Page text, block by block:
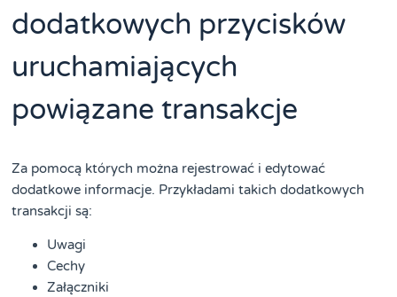
dodatkowych przycisków
uruchamiających
powiązane transakcje
Za pomocą których można rejestrować i edytować
dodatkowe informacje. Przykładami takich dodatkowych
transakcji są:
Uwagi
Cechy
Załączniki